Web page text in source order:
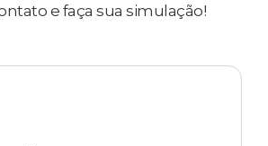
e faça sua simulação!